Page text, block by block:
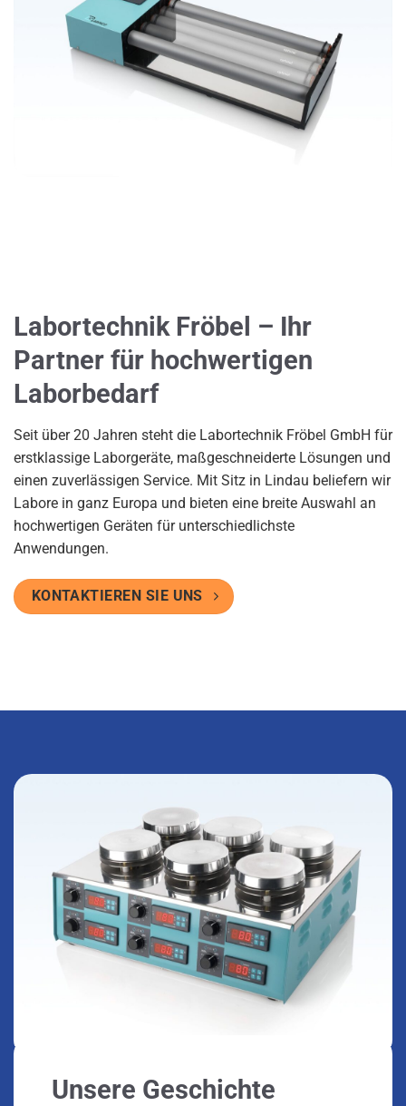
Labortechnik Fröbel – Ihr
Partner für hochwertigen
Laborbedarf
Seit über 20 Jahren steht die Labortechnik Fröbel GmbH für
erstklassige Laborgeräte, maßgeschneiderte Lösungen und
einen zuverlässigen Service. Mit Sitz in Lindau beliefern wir
Labore in ganz Europa und bieten eine breite Auswahl an
hochwertigen Geräten für unterschiedlichste
Anwendungen.
KONTAKTIEREN SIE UNS
Unsere Geschichte